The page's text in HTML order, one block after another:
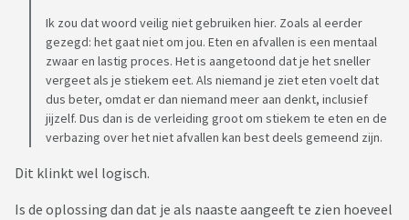
Ik zou dat woord veilig niet gebruiken hier. Zoals al eerder
gezegd: het gaat niet om jou. Eten en afvallen is een mentaal
zwaar en lastig proces. Het is aangetoond dat je het sneller
vergeet als je stiekem eet. Als niemand je ziet eten voelt dat
dus beter, omdat er dan niemand meer aan denkt, inclusief
jijzelf. Dus dan is de verleiding groot om stiekem te eten en de
verbazing over het niet afvallen kan best deels gemeend zijn.
Dit klinkt wel logisch.
Is de oplossing dan dat je als naaste aangeeft te zien hoeveel